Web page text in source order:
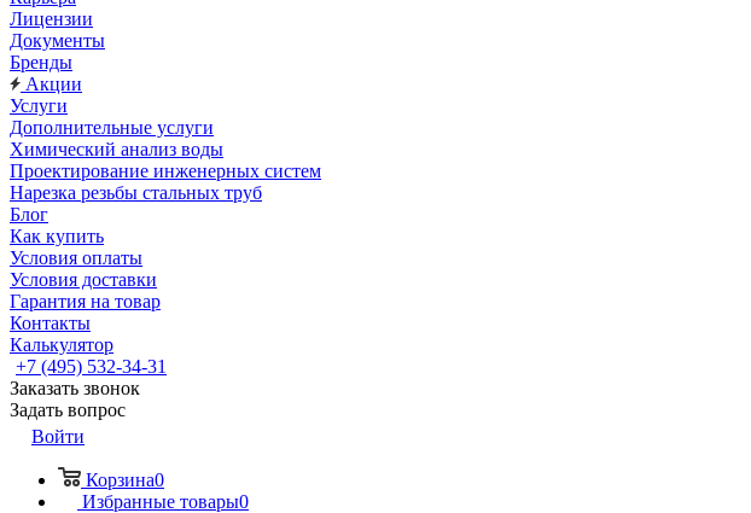
Лицензии
Документы
Бренды
Акции
Услуги
Дополнительные услуги
Химический анализ воды
Проектирование инженерных систем
Нарезка резьбы стальных труб
Блог
Как купить
Условия оплаты
Условия доставки
Гарантия на товар
Контакты
Калькулятор
+7 (495) 532‑34‑31
Заказать звонок
Задать вопрос
Войти
Корзина0
Избранные товары0